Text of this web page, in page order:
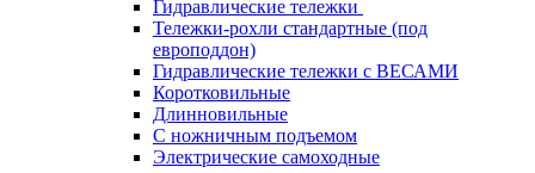
Гидравлические тележки
Тележки-рохли стандартные (под
европоддон)
Гидравлические тележки с ВЕСАМИ
Коротковильные
Длинновильные
С ножничным подъемом
Электрические самоходные